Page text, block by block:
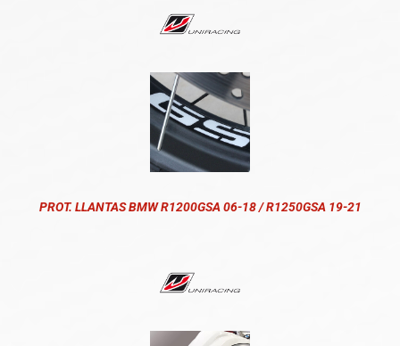
PROT. LLANTAS BMW R1200GSA 06-18 / R1250GSA 19-21